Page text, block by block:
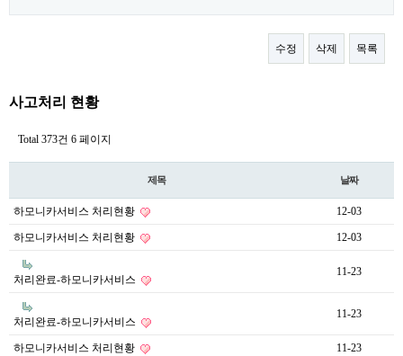
수정 삭제 목록
사고처리 현황
Total 373건 6 페이지
제목 날짜
하모니카서비스 처리현황 12-03
하모니카서비스 처리현황 12-03
처리완료-하모니카서비스
11-23
처리완료-하모니카서비스
11-23
하모니카서비스 처리현황 11-23